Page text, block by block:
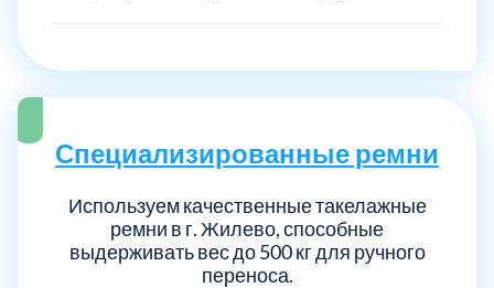
Специализированные ремни
Используем качественные такелажные
ремни в г. Жилево, способные
выдерживать вес до 500 кг для ручного
переноса.